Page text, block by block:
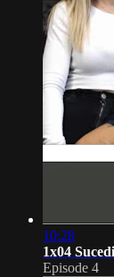
10:28
1x04
Episode 4